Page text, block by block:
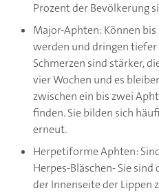
Prozent der Bevölkerung
Major-Aphten: Können
werden und dringen tiefer
Schmerzen sind stärker,
vier Wochen und es
zwischen ein bis zwei
finden. Sie bilden sich
erneut.
Herpetiforme Aphten:
Herpes-Bläschen- Sie
der Innenseite der Lippen